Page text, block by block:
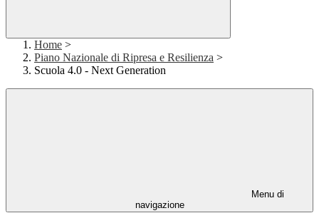
Home >
Piano Nazionale di Ripresa e Resilienza >
Scuola 4.0 - Next Generation
Menu di
navigazione